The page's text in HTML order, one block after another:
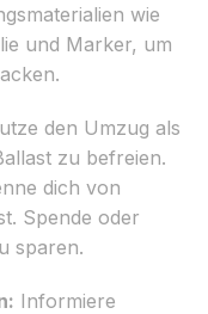
wie
und Marker, um
den Umzug als
zu befreien.
dich von
Spende oder
sparen.
Informiere